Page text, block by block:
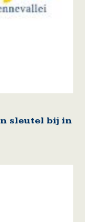
sleutel bij in